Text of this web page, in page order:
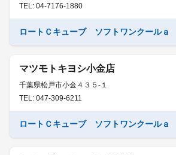
TEL: 04-7176-1880
ロートＣキューブ ソフトワンクールａ
マツモトキヨシ小金店
千葉県松戸市小金４３５-１
TEL: 047-309-6211
ロートＣキューブ ソフトワンクールａ